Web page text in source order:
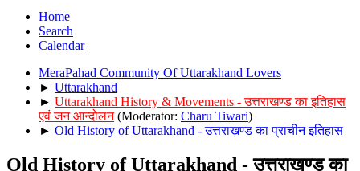
Home
Search
Calendar
MeraPahad Community Of Uttarakhand Lovers
► Uttarakhand
► Uttarakhand History & Movements - उत्तराखण्ड का इतिहास
एवं जन आन्दोलन (Moderator: Charu Tiwari)
► Old History of Uttarakhand - उत्तराखण्ड का प्राचीन इतिहास
Old History of Uttarakhand - उत्तराखण्ड का